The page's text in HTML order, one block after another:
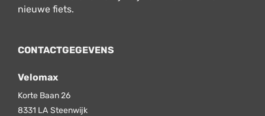
nieuwe fiets.
CONTACTGEGEVENS
Velomax
Korte Baan 26
8331 LA Steenwijk